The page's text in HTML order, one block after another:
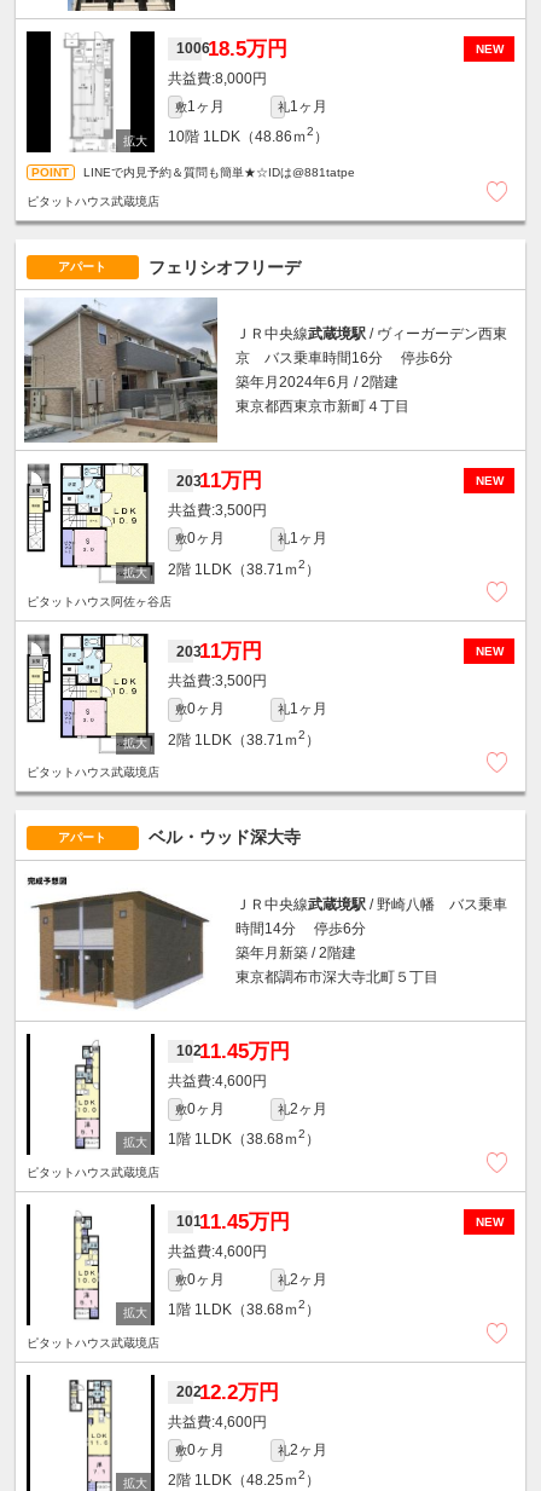
NEW
100618.5万円
8,000円
敷1ヶ月 礼1ヶ月
10階 1LDK（48.86ｍ2 ）
LINEで内見予約＆質問も簡単★☆IDは@881tatpe
ピタットハウス武蔵境店
アパート フェリシオフリーデ
ＪＲ中央線武蔵境駅 / ヴィーガーデン西東
京 バス乗車時間16分 停歩6分
築年月2024年6月 / 2階建
東京都西東京市新町４丁目
NEW
20311万円
3,500円
敷0ヶ月 礼1ヶ月
2階 1LDK（38.71ｍ2 ）
ピタットハウス阿佐ヶ谷店
NEW
20311万円
3,500円
敷0ヶ月 礼1ヶ月
2階 1LDK（38.71ｍ2 ）
ピタットハウス武蔵境店
アパート ベル・ウッド深大寺
ＪＲ中央線武蔵境駅 / 野崎八幡 バス乗車
時間14分 停歩6分
築年月新築 / 2階建
東京都調布市深大寺北町５丁目
10211.45万円
4,600円
敷0ヶ月 礼2ヶ月
1階 1LDK（38.68ｍ2 ）
ピタットハウス武蔵境店
NEW
10111.45万円
4,600円
敷0ヶ月 礼2ヶ月
1階 1LDK（38.68ｍ2 ）
ピタットハウス武蔵境店
20212.2万円
4,600円
敷0ヶ月 礼2ヶ月
2階 1LDK（48.25ｍ2 ）